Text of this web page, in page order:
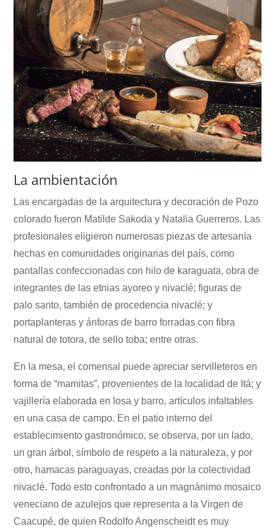
La ambientación
Las encargadas de la arquitectura y decoración de Pozo
colorado fueron Matilde Sakoda y Natalia Guerreros. Las
profesionales eligieron numerosas piezas de artesanía
hechas en comunidades originarias del país, como
pantallas confeccionadas con hilo de karaguata, obra de
integrantes de las etnias ayoreo y nivaclé; figuras de
palo santo, también de procedencia nivaclé; y
portaplanteras y ánforas de barro forradas con fibra
natural de totora, de sello toba; entre otras.
En la mesa, el comensal puede apreciar servilleteros en
forma de “mamitas”, provenientes de la localidad de Itá; y
vajillería elaborada en losa y barro, artículos infaltables
en una casa de campo. En el patio interno del
establecimiento gastronómico, se observa, por un lado,
un gran árbol, símbolo de respeto a la naturaleza, y por
otro, hamacas paraguayas, creadas por la colectividad
nivaclé. Todo esto confrontado a un magnánimo mosaico
veneciano de azulejos que representa a la Virgen de
Caacupé, de quien Rodolfo Angenscheidt es muy